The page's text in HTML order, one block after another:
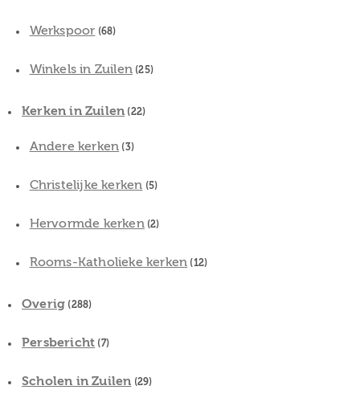
Werkspoor (68)
Winkels in Zuilen (25)
Kerken in Zuilen (22)
Andere kerken (3)
Christelijke kerken (5)
Hervormde kerken(2)
Rooms-Katholieke kerken (12)
Overig (288)
Persbericht (7)
Scholen in Zuilen (29)